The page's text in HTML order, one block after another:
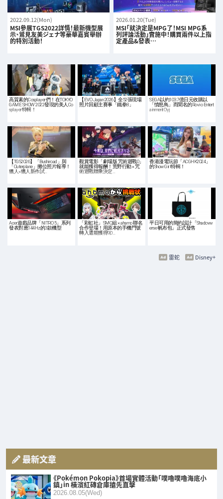
2022.09.12(Mon)
MSI參展TGS2022詳情！最新機型展
示、鷲見友美ジェナ等豪華嘉賓舉辦
的特別活動！
2026.01.20(Tue)
MSI「就決定是MPG了！MSI MPG系
列評論活動」實施中！購買兩件以上指
定產品&發表…
高質素的Cosplayer們！在TOKYO
GAME SHOW 2022發現的美人Co
splayer特輯！
【EVO Japan 2026】全52張現場
照片回顧主賽事「鐵拳8」
SEGA以約103.7億日元收購以
「憤怒鳥」而聞名的Rovio Entert
ainment Oyj
【TGS2026】「Bushiroad」與
「Outerplane」攤位照片報導！
獵人×獵人新作試…
觀賞電影「劇場版 咒術迴戰0」
就能獲得報酬！荒野行動 × 咒
術迴戰聯乘決定…
香港漫電玩節「ACGHK2024」
的Show Girl特輯！
Acer遊戲品牌「NITRO 5」系列
發表對應144Hz的3款機型
「彩虹社」SMC組 × ahamo 聯名
合作登場！用原本的手機門號
轉入還能獲得9,0…
平日可用的簡約設計「Shadowv
erse 帆布包」正式發售
Disney+
雷蛇
最新文章
《Pokémon Pokopia》首場實體活動「噗嚕噗嚕海底小
鎮」in 橫濱紅磚倉庫搶先直擊
2026.08.05(Wed)